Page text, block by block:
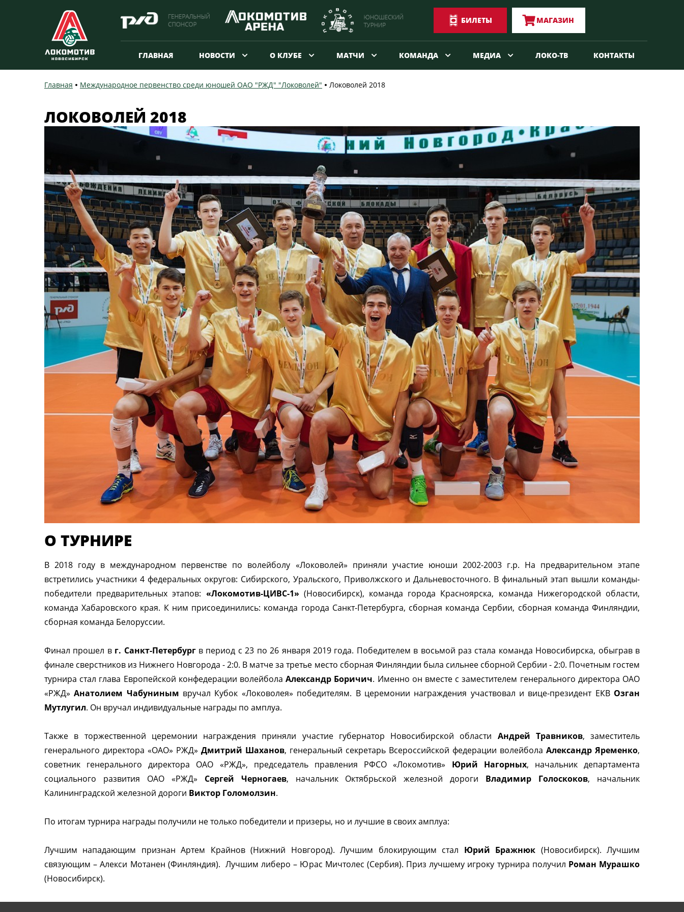
БИЛЕТЫ МАГАЗИН
ГЛАВНАЯ НОВОСТИ О КЛУБЕ МАТЧИ КОМАНДА МЕДИА ЛОКО-ТВ КОНТАКТЫ
Главная Международное первенство среди юношей ОАО "РЖД" "Локоволей" Локоволей 2018
ЛОКОВОЛЕЙ 2018
О ТУРНИРЕ
В 2018 году в международном первенстве по волейболу «Локоволей» приняли участие юноши 2002-2003 г.р. На предварительном этапе
встретились участники 4 федеральных округов: Сибирского, Уральского, Приволжского и Дальневосточного. В финальный этап вышли команды-
победители предварительных этапов: «Локомотив-ЦИВС-1» (Новосибирск), команда города Красноярска, команда Нижегородской области,
команда Хабаровского края. К ним присоединились: команда города Санкт-Петербурга, сборная команда Сербии, сборная команда Финляндии,
сборная команда Белоруссии.
Финал прошел в г. Санкт-Петербургв период с 23 по 26 января 2019 года. Победителем в восьмой раз стала команда Новосибирска, обыграв в
финале сверстников из Нижнего Новгорода - 2:0. В матче за третье место сборная Финляндии была сильнее сборной Сербии - 2:0. Почетным гостем
турнира стал глава Европейской конфедерации волейболаАлександр Боричич. Именно он вместе с заместителем генерального директора ОАО
«РЖД»Анатолием Чабуниным вручал Кубок «Локоволея» победителям. В церемонии награждения участвовал и вице-президент ЕКВ Озган
Мутлугил. Он вручал индивидуальные награды по амплуа.
Также в торжественной церемонии награждения приняли участие губернатор Новосибирской области Андрей Травников, заместитель
генерального директора «ОАО» РЖД» Дмитрий Шаханов, генеральный секретарь Всероссийской федерации волейбола Александр Яременко,
советник генерального директора ОАО «РЖД», председатель правления РФСО «Локомотив» Юрий Нагорных, начальник департамента
социального развития ОАО «РЖД» Сергей Черногаев, начальник Октябрьской железной дороги Владимир Голоскоков, начальник
Калининградской железной дороги Виктор Голомолзин.
По итогам турнира награды получили не только победители и призеры, но и лучшие в своих амплуа:
Лучшим нападающим признан Артем Крайнов (Нижний Новгород). Лучшим блокирующим стал Юрий Бражнюк (Новосибирск). Лучшим
связующим – Алекси Мотанен (Финляндия). Лучшим либеро – Юрас Мичтолес (Сербия). Приз лучшему игроку турнира получил Роман Мурашко
(Новосибирск).